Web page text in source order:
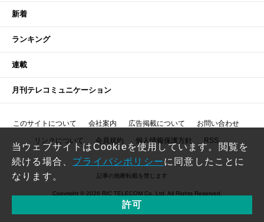
新着
ランキング
連載
月刊テレコミュニケーション
このサイトについて 会社案内 広告掲載について お問い合わせ
リンクについて 会員規約 個人情報保護方針 RSS
記事の無断転載を禁じます
Copyright © 2026 RIC TELECOM Co.,Ltd. All Rights Reserved.
当ウェブサイトはCookieを使用しています。閲覧を
続ける場合、 プライバシポリシーに同意したことに
なります。
許可